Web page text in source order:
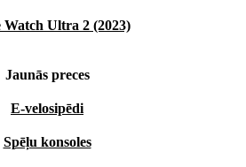
Watch Ultra 2 (2023)
Jaunās preces
E-velosipēdi
Spēļu konsoles